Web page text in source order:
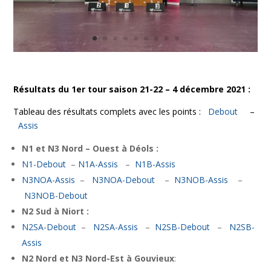
Résultats du 1er tour saison 21-22 – 4 décembre 2021 :
Tableau des résultats complets avec les points : Debout –
Assis
N1 et N3 Nord – Ouest à Déols :
N1-Debout – N1A-Assis – N1B-Assis
N3NOA-Assis – N3NOA-Debout – N3NOB-Assis –
N3NOB-Debout
N2 Sud à Niort :
N2SA-Debout – N2SA-Assis – N2SB-Debout – N2SB-
Assis
N2 Nord et N3 Nord-Est à Gouvieux: